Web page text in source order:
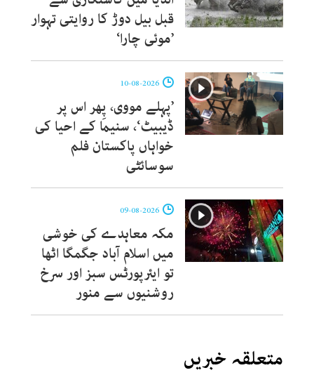
قبل بیل دوڑ کا روایتی تہوار
’موئی چارا‘
’پہلے مووی، پِھر اس پر
ڈیبیٹ‘، سنیما کے احیا کی
خواہاں پاکستان فلم
سوسائٹی
مکہ معاہدے کی خوشی
میں اسلام آباد جگمگا اٹھا
تو ایئرپورٹس سبز اور سرخ
روشنیوں سے منور
متعلقہ خبریں